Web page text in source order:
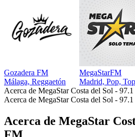
Gozadera FM
Málaga, Reggaetón
MegaStarFM
Madrid, Pop,
Acerca de MegaStar Costa del Sol -
Acerca de MegaStar Costa del Sol -
Acerca de MegaStar
FM